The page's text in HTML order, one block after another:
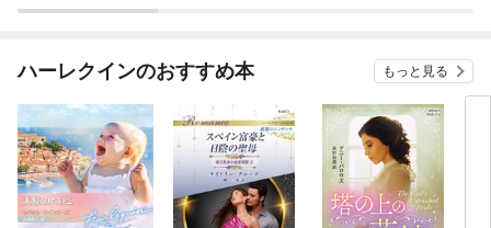
ハーレクインのおすすめ本 もっと見る